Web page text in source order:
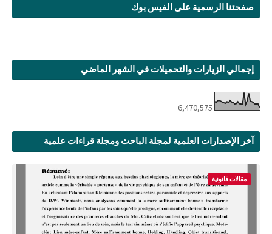
صفحتنا الرسمية على الفيس بوك
إجمالي الزيارات والتحميلات في الشهر الماضي
6,470,575
آخر الإصدارات العلمية لمجلة الباحث ومجلة قراءات علمية
مقالات قانونية